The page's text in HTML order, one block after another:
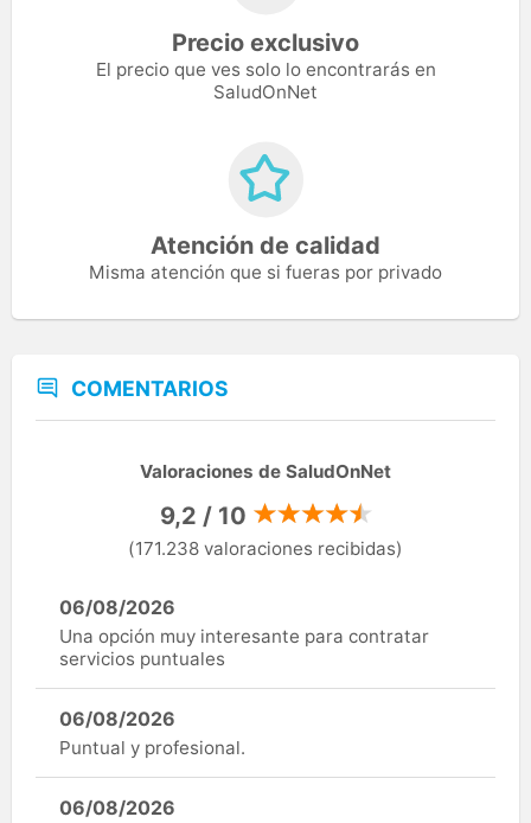
Precio exclusivo
El precio que ves solo lo encontrarás en
SaludOnNet
Atención de calidad
Misma atención que si fueras por privado
COMENTARIOS
Valoraciones de SaludOnNet
9,2 / 10
(171.238 valoraciones recibidas)
06/08/2026
Una opción muy interesante para contratar
servicios puntuales
06/08/2026
Puntual y profesional.
06/08/2026